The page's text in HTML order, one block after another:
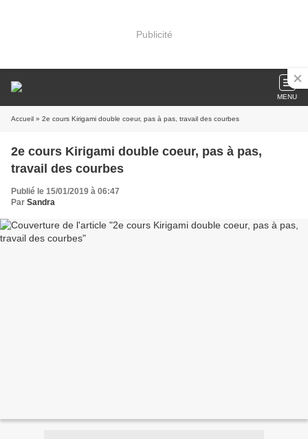
Publicité
MENU
Accueil » 2e cours Kirigami double coeur, pas à pas, travail des courbes
2e cours Kirigami double coeur, pas à pas,
travail des courbes
Publié le 15/01/2019 à 06:47
Par Sandra